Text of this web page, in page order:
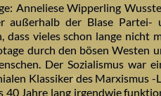
Anneliese Wipperling
außerhalb der Blase Partei-
vieles schon lange nicht
durch den bösen Westen
Der Sozialismus war
Klassiker des Marxismus -
40 Jahre lang irgendwie